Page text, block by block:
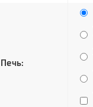
Печь: